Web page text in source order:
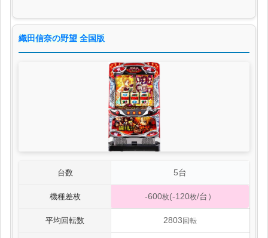
織田信奈の野望 全国版
台数 5台
機種差枚 -600枚(-120枚/台）
平均回転数 2803 回転